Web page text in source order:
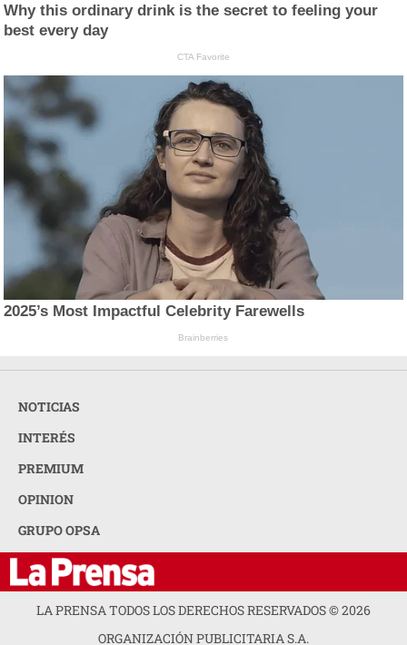
Why this ordinary drink is the secret to feeling your
best every day
CTA Favorite
2025’s Most Impactful Celebrity Farewells
Brainberries
NOTICIAS
INTERÉS
PREMIUM
OPINION
GRUPO OPSA
LA PRENSA TODOS LOS DERECHOS RESERVADOS ©2026
ORGANIZACIÓN PUBLICITARIA S.A.